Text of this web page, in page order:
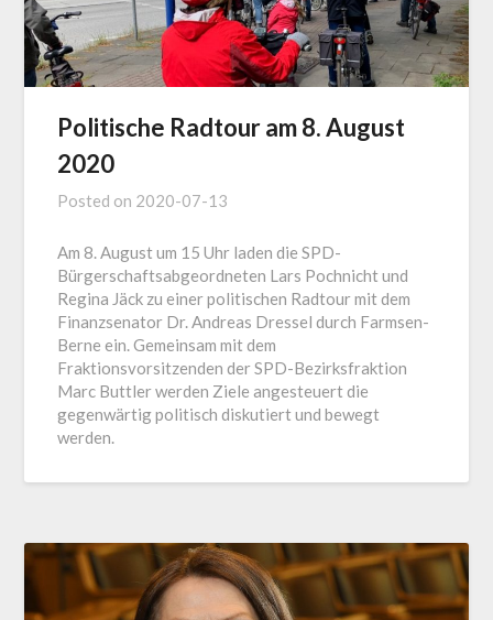
Politische Radtour am 8. August
2020
Posted on 2020-07-13
Am 8. August um 15 Uhr laden die SPD-
Bürgerschaftsabgeordneten Lars Pochnicht und
Regina Jäck zu einer politischen Radtour mit dem
Finanzsenator Dr. Andreas Dressel durch Farmsen-
Berne ein. Gemeinsam mit dem
Fraktionsvorsitzenden der SPD-Bezirksfraktion
Marc Buttler werden Ziele angesteuert die
gegenwärtig politisch diskutiert und bewegt
werden.